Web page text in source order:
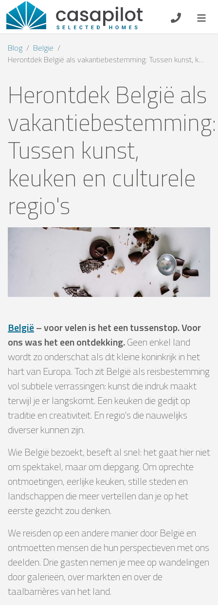
DE
Ontbijt
Voucher
Verhuurder
Blog
Belgie
Herontdek België als vakantiebestemming: Tussen kunst, keuken en culturele regio's
Herontdek België als
vakantiebestemming:
Tussen kunst,
keuken en culturele
regio's
België– voor velen is het een tussenstop. Voor
ons was het een ontdekking.Geen enkel land
wordt zo onderschat als dit kleine koninkrijk in het
hart van Europa. Toch zit België als reisbestemming
vol subtiele verrassingen: kunst die indruk maakt
terwijl je er langskomt. Een keuken die gedijt op
traditie en creativiteit. En regio's die nauwelijks
diverser kunnen zijn.
Wie België bezoekt, beseft al snel: het gaat hier niet
om spektakel, maar om diepgang. Om oprechte
ontmoetingen, eerlijke keuken, stille steden en
landschappen die meer vertellen dan je op het
eerste gezicht zou denken.
We reisden op een andere manier door België en
ontmoetten mensen die hun perspectieven met ons
deelden. Drie gasten nemen je mee op wandelingen
door galerieën, over markten en over de
taalbarrières van het land.